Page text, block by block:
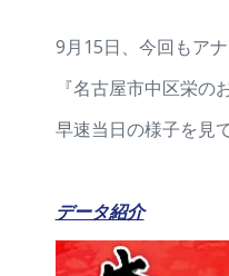
9月15日、今回もア
『名古屋市中区栄の
早速当日の様子を見
データ紹介